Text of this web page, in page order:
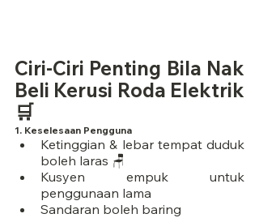
Ciri-Ciri Penting Bila Nak
Beli Kerusi Roda Elektrik
🛒
1. Keselesaan Pengguna
Ketinggian & lebar tempat duduk
boleh laras 🪑
Kusyen empuk untuk
penggunaan lama
Sandaran boleh baring